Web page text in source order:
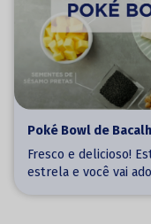
Poké Bowl de
Fresco e delicioso!
estrela e você vai